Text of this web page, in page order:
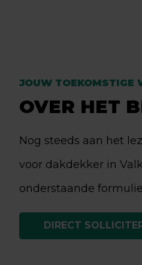
JOUW TOEKOMSTIGE
OVER HET
Nog steeds aan het
voor dakdekker in
onderstaande
DIRECT